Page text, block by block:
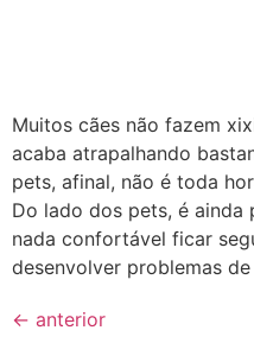
Muitos cães não fazem
acaba atrapalhando
pets, afinal, não é toda
Do lado dos pets, é ainda
nada confortável ficar
desenvolver problemas
← anterior